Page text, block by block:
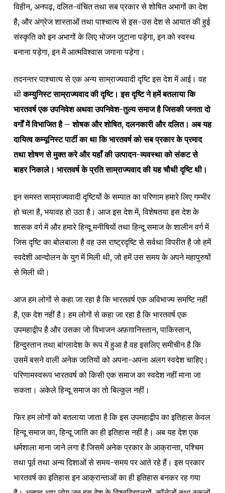
विहीन, अनपढ़, दलित-वंचित तथा सब प्रकार से शोषित अभागों का देश
है, और अंग्रेज शास्ताओं तथा पाश्चात्य से इस-उस देश से आयात की हुई
संस्कृति को इन अभागों के लिए भोजन जुटाना पड़ेगा, इन को स्वस्थ
बनाना पड़ेगा, इन में आत्मविश्वास जगाना पड़ेगा।
तदनन्तर पाश्चात्य से एक अन्य साम्राज्यवादी दृष्टि इस देश में आई। वह
थीकम्युनिस्ट साम्राज्यवाद की दृष्टि। इस दृष्टि ने हमें बतलाया कि
भारतवर्ष एक उपनिवेश अथवा उपनिवेश-तुल्य समाज है जिसकी जनता दो
वर्गों में विभाजित है – शोषक और शोषित, दलनकारी और दलित। अब यह
दायित्व कम्यूनिस्ट पार्टी का था कि भारतवर्ष को सब प्रकार के प्रमाद
तथा शोषण से मुक्त करे और यहाँ की उत्पादन-व्यवस्था को संकट से
बाहर निकाले। भारतवर्ष के प्रति साम्राज्यवाद की यह चौथी दृष्टि थी।
इन समस्त साम्राज्यवादी दृष्टियों के सम्पात का परिणाम हमारे लिए गम्भीर
हो चला है, भयावह हो उठा है। आज इस देश में, विशेषतया इस देश के
शासक वर्ग में और हमारे हिन्दू मनीषियों तथा हिन्दू समाज के शालीन वर्ग में
जिस दृष्टि का बोलबाला है वह उस राष्ट्रदृष्टि से सर्वथा विपरीत है जो हमें
स्वदेशी आन्दोलन के युग में मिली थी, जो हमें उस समय के अपने महापुरुषों
से मिली थी।
आज हम लोगों से कहा जा रहा है कि भारतवर्ष एक अविभाज्य समष्टि नहीं
है, एक देश नहीं है। हम लोगों से कहा जा रहा है कि भारतवर्ष एक
उपमहाद्वीप है और उसका जो विभाजन अफ़ग़ानिस्तान, पाकिस्तान,
हिन्दुस्तान तथा बांग्लादेश के रूप में हुआ है वह इसलिए समीचीन है कि
उसमें बसने वाली अनेक जातियों को अपना-अपना अलग स्वदेश चाहिए।
परिणामस्वरूप भारतवर्ष को किसी एक समाज का स्वदेश नहीं माना जा
सकता। अकेले हिन्दू समाज का तो बिल्कुल नहीं।
फिर हम लोगों को बतलाया जाता है कि इस उपमहाद्वीप का इतिहास केवल
हिन्दू समाज का, हिन्दू जाति का ही इतिहास नहीं है। अब यह देश एक
धर्मशाला माना जाने लगा है जिसमें अनेक प्रकार के आक्रान्ता, पश्चिम
तथा पूर्व तथा अन्य दिशाओं से समय-समय पर आते रहे हैं। इस प्रकार
भारतवर्ष का इतिहास इन आक्रान्ताओं का ही इतिहास बनकर रह गया